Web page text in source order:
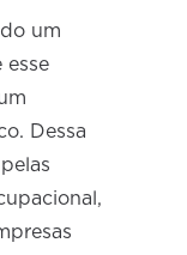
um
esse
Dessa